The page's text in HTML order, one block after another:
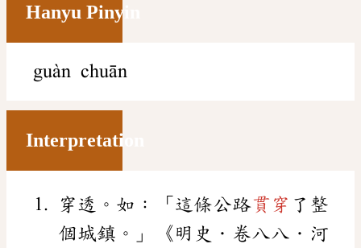
Hanyu Pinyin
guàn chuān
Interpretation
穿透。如：「這條公路貫穿 了整
個城鎮。」《明史．卷八八．河